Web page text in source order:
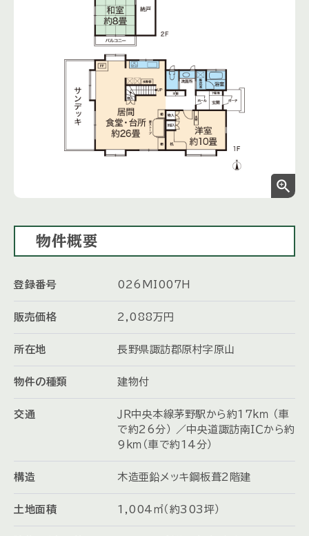
zoom_in
物件概要
登録番号 026MI007H
販売価格 2,088 万円
所在地 長野県諏訪郡原村字原山
物件の種類 建物付
交通
ＪＲ中央本線茅野駅から約17ｋｍ （車
で約26分） ／中央道諏訪南ＩＣから約
9ｋｍ（車で約14分）
構造 木造亜鉛メッキ鋼板葺2階建
土地面積 1,004㎡（約303坪）